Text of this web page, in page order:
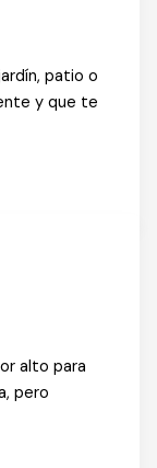
patio o
y que te
alto para
pero